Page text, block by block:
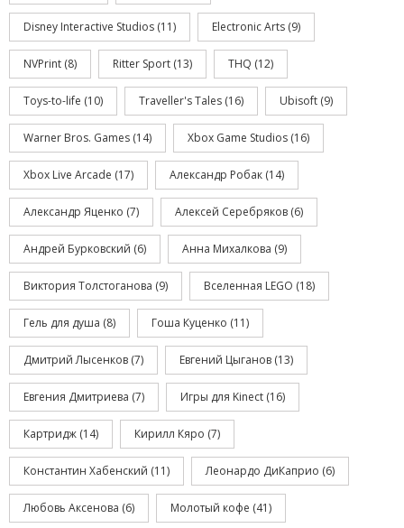
Disney Interactive Studios (11) Electronic Arts (9)
NVPrint (8) Ritter Sport (13) THQ (12)
Toys-to-life (10) Traveller's Tales (16) Ubisoft (9)
Warner Bros. Games (14) Xbox Game Studios (16)
Xbox Live Arcade (17) Александр Робак (14)
Александр Яценко (7) Алексей Серебряков (6)
Андрей Бурковский (6) Анна Михалкова (9)
Виктория Толстоганова (9) Вселенная LEGO (18)
Гель для душа (8) Гоша Куценко (11)
Дмитрий Лысенков (7) Евгений Цыганов (13)
Евгения Дмитриева (7) Игры для Kinect (16)
Картридж (14) Кирилл Кяро (7)
Константин Хабенский (11) Леонардо ДиКаприо (6)
Любовь Аксенова (6) Молотый кофе (41)